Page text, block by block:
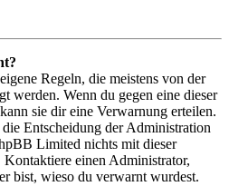
Regeln, die meistens von der
werden. Wenn du gegen eine dieser
sie dir eine Verwarnung erteilen.
die Entscheidung der Administration
Limited nichts mit dieser
einen Administrator,
bist, wieso du verwarnt wurdest.